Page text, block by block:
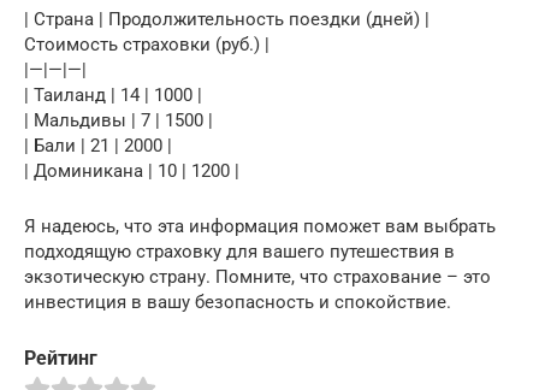
| Страна | Продолжительность поездки (дней) |
Стоимость страховки (руб.) |
|—|—|—|
| Таиланд | 14 | 1000 |
| Мальдивы | 7 | 1500 |
| Бали | 21 | 2000 |
| Доминикана | 10 | 1200 |
Я надеюсь, что эта информация поможет вам выбрать
подходящую страховку для вашего путешествия в
экзотическую страну. Помните, что страхование – это
инвестиция в вашу безопасность и спокойствие.
Рейтинг